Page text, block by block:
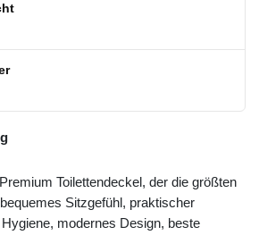
Toilettendeckel, der die größten
Sitzgefühl, praktischer
modernes Design, beste